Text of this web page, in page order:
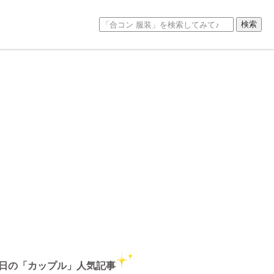
の「カップル」人気記事